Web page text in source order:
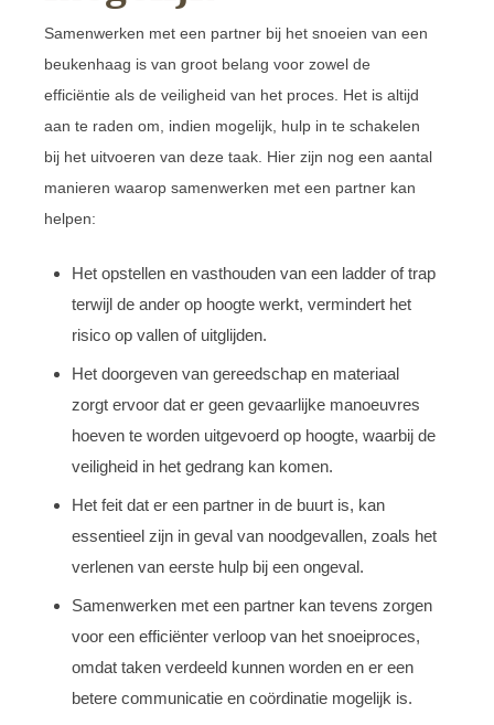
Samenwerken met een partner bij het snoeien van een
beukenhaag is van groot belang voor zowel de
efficiëntie als de veiligheid van het proces. Het is altijd
aan te raden om, indien mogelijk, hulp in te schakelen
bij het uitvoeren van deze taak. Hier zijn nog een aantal
manieren waarop samenwerken met een partner kan
helpen:
Het opstellen en vasthouden van een ladder of trap
terwijl de ander op hoogte werkt, vermindert het
risico op vallen of uitglijden.
Het doorgeven van gereedschap en materiaal
zorgt ervoor dat er geen gevaarlijke manoeuvres
hoeven te worden uitgevoerd op hoogte, waarbij de
veiligheid in het gedrang kan komen.
Het feit dat er een partner in de buurt is, kan
essentieel zijn in geval van noodgevallen, zoals het
verlenen van eerste hulp bij een ongeval.
Samenwerken met een partner kan tevens zorgen
voor een efficiënter verloop van het snoeiproces,
omdat taken verdeeld kunnen worden en er een
betere communicatie en coördinatie mogelijk is.